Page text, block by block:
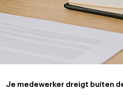
Je medewerker dreigt buiten